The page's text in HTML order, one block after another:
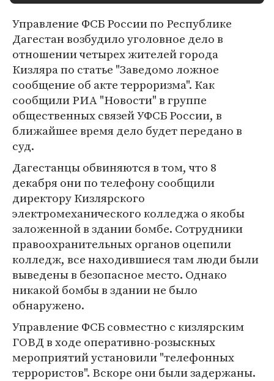
Управление ФСБ России по Республике
Дагестан возбудило уголовное дело в
отношении четырех жителей города
Кизляра по статье "Заведомо ложное
сообщение об акте терроризма". Как
сообщили РИА "Новости" в группе
общественных связей УФСБ России, в
ближайшее время дело будет передано в
суд.
Дагестанцы обвиняются в том, что 8
декабря они по телефону сообщили
директору Кизлярского
электромеханического колледжа о якобы
заложенной в здании бомбе. Сотрудники
правоохранительных органов оцепили
колледж, все находившиеся там люди были
выведены в безопасное место. Однако
никакой бомбы в здании не было
обнаружено.
Управление ФСБ совместно с кизлярским
ГОВД в ходе оперативно-розыскных
мероприятий установили "телефонных
террористов". Вскоре они были задержаны.